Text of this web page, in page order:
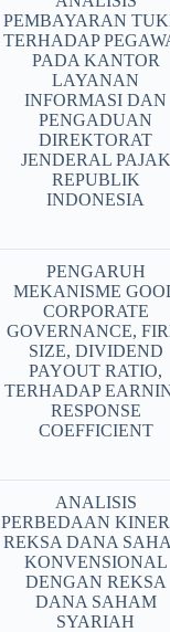
PEMBAYARAN
TERHADAP
PADA KANTOR
LAYANAN
INFORMASI DAN
PENGADUAN
DIREKTORAT
JENDERAL PAJAK
REPUBLIK
INDONESIA
PENGARUH
MEKANISME
CORPORATE
GOVERNANCE,
SIZE, DIVIDEND
PAYOUT RATIO,
TERHADAP
RESPONSE
COEFFICIENT
ANALISIS
PERBEDAAN
REKSA DANA
KONVENSIONAL
DENGAN REKSA
DANA SAHAM
SYARIAH